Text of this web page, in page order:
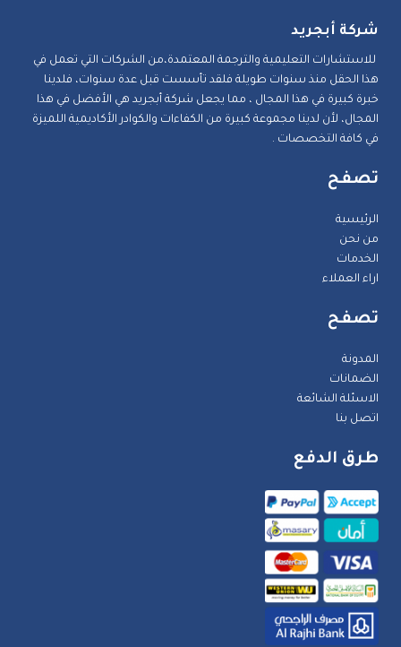
شركة أبجريد
للاستشارات التعليمية والترجمة المعتمدة،من الشركات التي تعمل في
هذا الحقل منذ سنوات طويلة فلقد تأسست قبل عدة سنوات، فلدينا
خبرة كبيرة في هذا المجال ، مما يجعل شركة أبجريد هي الأفضل في هذا
المجال، لأن لدينا مجموعة كبيرة من الكفاءات والكوادر الأكاديمية اللميزة
في كافة التخصصات .
تصفح
الرئيسية
من نحن
الخدمات
اراء العملاء
تصفح
المدونة
الضمانات
الاسئلة الشائعة
اتصل بنا
طرق الدفع